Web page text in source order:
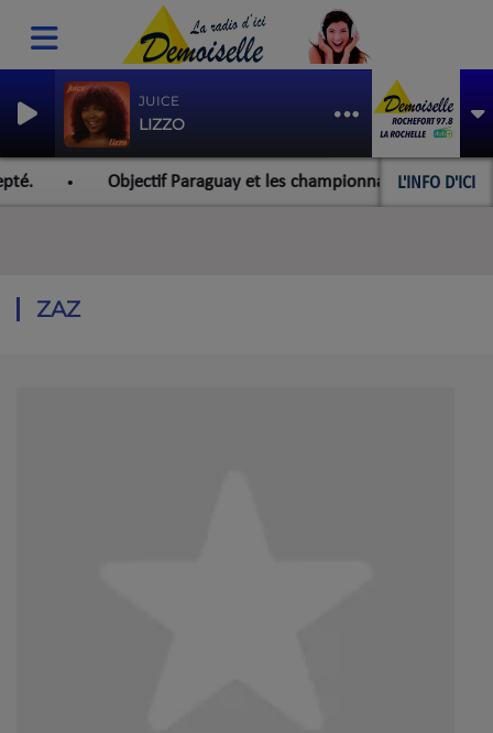
JUICE
LIZZO
L'INFO D'ICI
Objectif Paraguay et les championnats du monde pour
ZAZ